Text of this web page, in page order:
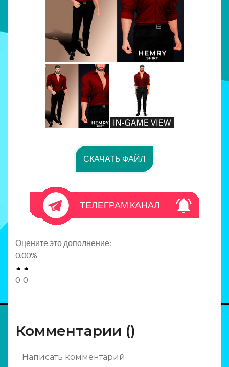
СКАЧАТЬ ФАЙЛ
ТЕЛЕГРАМ КАНАЛ
Оцените это дополнение:
0.00%
0 0
Комментарии ()
Написать комментарий